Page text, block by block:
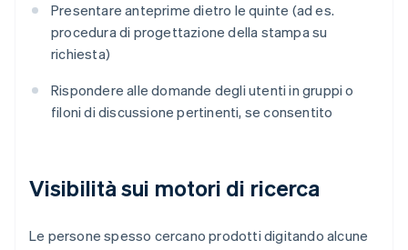
Presentare anteprime dietro le quinte (ad es.
procedura di progettazione della stampa su
richiesta)
Rispondere alle domande degli utenti in gruppi o
filoni di discussione pertinenti, se consentito
Visibilità sui motori di ricerca
Le persone spesso cercano prodotti digitando alcune